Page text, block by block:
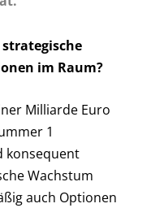
im Raum?
Milliarde Euro
1
konsequent
Wachstum
auch Optionen